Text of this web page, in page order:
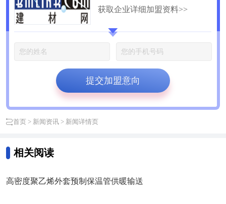
获取企业详细加盟资料>>
提交加盟意向
首页> 新闻资讯> 新闻详情页
相关阅读
高密度聚乙烯外套预制保温管供暖输送